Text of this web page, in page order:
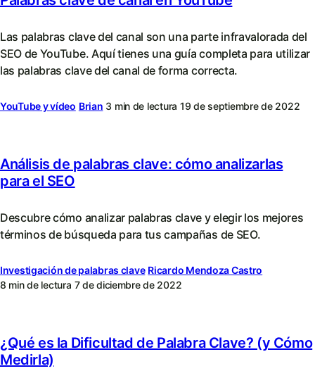
Las palabras clave del canal son una parte infravalorada del
SEO de YouTube. Aquí tienes una guía completa para utilizar
las palabras clave del canal de forma correcta.
YouTube y vídeo Brian 3 min de lectura 19 de septiembre de 2022
Análisis de palabras clave: cómo analizarlas
para el SEO
Descubre cómo analizar palabras clave y elegir los mejores
términos de búsqueda para tus campañas de SEO.
Investigación de palabras clave Ricardo Mendoza Castro
8 min de lectura 7 de diciembre de 2022
¿Qué es la Dificultad de Palabra Clave? (y Cómo
Medirla)